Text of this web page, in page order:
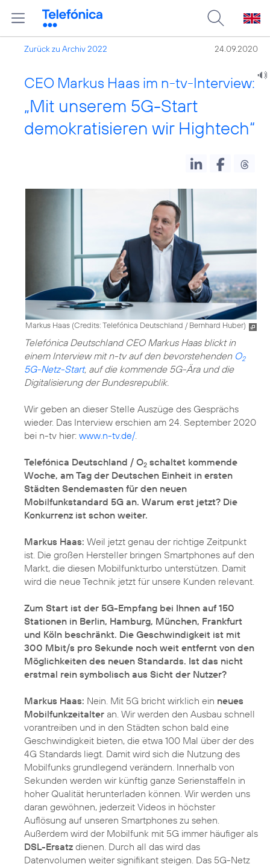
Zurück zu Archiv 2022 24.09.2020
CEO Markus Haas im n-tv-Interview:
„Mit unserem 5G-Start
demokratisieren wir Hightech“
Markus Haas (Credits: Telefónica Deutschland / Bernhard Huber)
Telefónica Deutschland CEO Markus Haas blickt in
einem Interview mit n-tv auf den bevorstehenden O2
5G-Netz-Start, auf die kommende 5G-Ära und die
Digitalisierung der Bundesrepublik.
Wir geben an dieser Stelle Auszüge des Gesprächs
wieder. Das Interview erschien am 24. September 2020
bei n-tv hier: www.n-tv.de/.
Telefónica Deutschland / O2 schaltet kommende
Woche, am Tag der Deutschen Einheit in ersten
Städten Sendemasten für den neuen
Mobilfunkstandard 5G an. Warum erst jetzt? Die
Konkurrenz ist schon weiter.
Markus Haas: Weil jetzt genau der richtige Zeitpunkt
ist. Die großen Hersteller bringen Smartphones auf den
Markt, die diesen Mobilfunkturbo unterstützen. Damit
wird die neue Technik jetzt für unsere Kunden relevant.
Zum Start ist der 5G-Empfang bei Ihnen auf 150
Stationen in Berlin, Hamburg, München, Frankfurt
und Köln beschränkt. Die Geschwindigkeit ist mit
300 Mbit/s pro Sekunde noch weit entfernt von den
Möglichkeiten des neuen Standards. Ist das nicht
erstmal rein symbolisch aus Sicht der Nutzer?
Markus Haas: Nein. Mit 5G bricht wirklich ein neues
Mobilfunkzeitalter an. Wir werden den Ausbau schnell
vorantreiben und in den Städten schon bald eine
Geschwindigkeit bieten, die etwa 100 Mal über der des
4G Standards liegt. Damit wird sich die Nutzung des
Mobilfunks grundlegend verändern. Innerhalb von
Sekunden werden wir künftig ganze Serienstaffeln in
hoher Qualität herunterladen können. Wir werden uns
daran gewöhnen, jederzeit Videos in höchster
Auflösung auf unseren Smartphones zu sehen.
Außerdem wird der Mobilfunk mit 5G immer häufiger als
DSL-Ersatz dienen. Durch all das wird das
Datenvolumen weiter signifikant steigen. Das 5G-Netz